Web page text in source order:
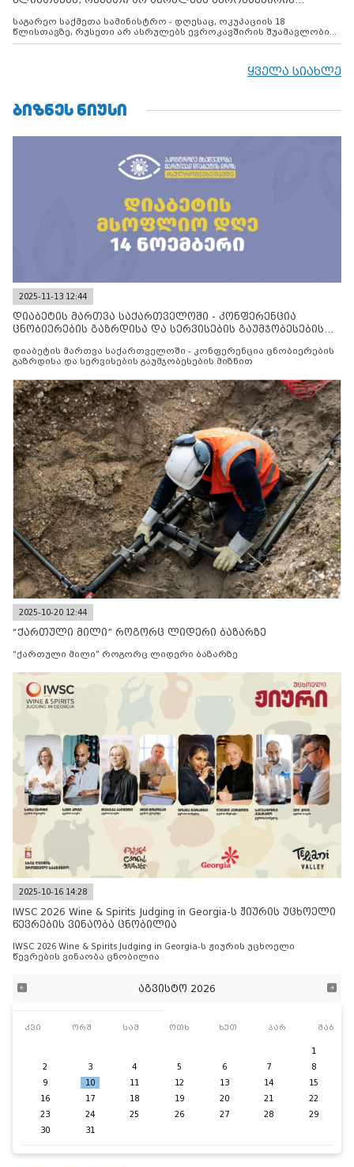
საგარეო საქმეთა სამინისტრო - დღესაც, ოკუპაციის 18
წლისთავზე, რუსეთი არ ასრულებს ევროკავშირის შუამავლობით
დადებულ 2008 წლის 12 აგვისტოს ცეცხლის შეწყვეტის
მილიტარიზაციის პროცესს და აქტიურად დგამს ნაბიჯებს მათი
ყველა სიახლე
ᲑᲘᲖᲜᲔᲡ ᲜᲘᲣᲡᲘ
2025-11-13 12:44
დიაბეტის მართვა საქართველოში - კონფერენცია
ცნობიერების გაზრდისა და სერვისების გაუმჯობესების
დიაბეტის მართვა საქართველოში - კონფერენცია ცნობიერების
გაზრდისა და სერვისების გაუმჯობესების მიზნით
2025-10-20 12:44
“ქართული მილი” როგორც ლიდერი ბაზარზე
“ქართული მილი” როგორც ლიდერი ბაზარზე
2025-10-16 14:28
IWSC 2026 Wine & Spirits Judging in Georgia-ს ჟიურის უცხოელი
წევრების ვინაობა ცნობილია
IWSC 2026 Wine & Spirits Judging in Georgia-ს ჟიურის უცხოელი
წევრების ვინაობა ცნობილია
აგვისტო 2026
კვი ორშ სამ ოთხ ხუთ პარ შაბ
1
2
3 4 5 6 7
8
9
10 11 12 13 14
15
16
17 18 19 20 21
22
23
24 25 26 27 28
29
30
31